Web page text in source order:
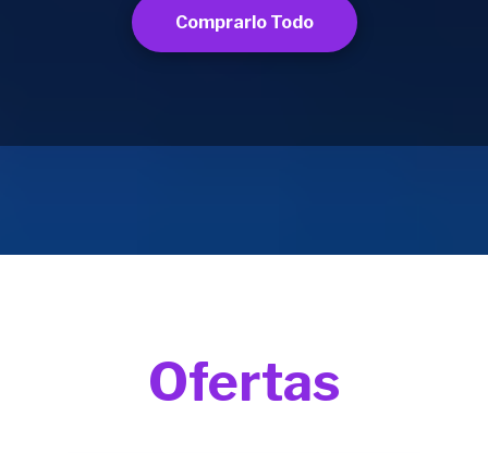
Comprarlo Todo
Ofertas